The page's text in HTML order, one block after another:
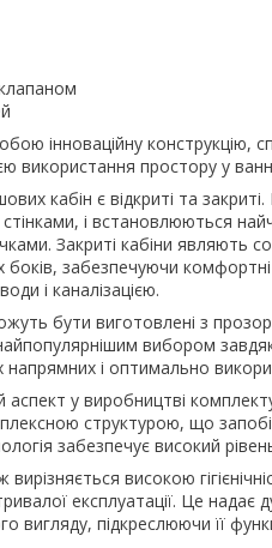
інноваційну конструкцію,
використання простору у
кабін є відкриті та закриті.
і встановлюються
Закриті кабіни являють
боків, забезпечуючи
і каналізацією.
бути виготовлені з
вибором
напрямних і оптимально
аспект у виробництві
структурою, що
забезпечує високий
високою
експлуатації. Це надає
вигляду, підкреслюючи її